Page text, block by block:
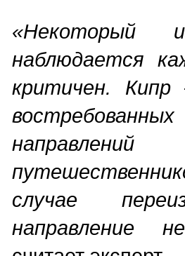
«Некоторый
наблюдается
критичен. Кипр
случае
направление